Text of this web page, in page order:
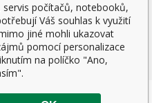
počítačů, notebooků,
Váš souhlas k využití
jiné mohli ukazovat
pomocí personalizace
na políčko "Ano,